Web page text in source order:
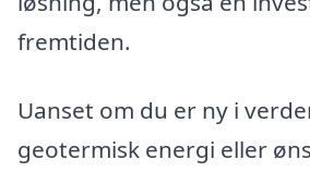
fremtiden.
Uanset om du er ny i
geotermisk energi eller